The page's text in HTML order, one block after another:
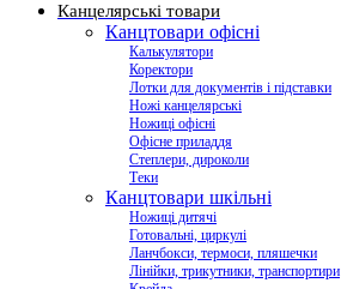
Канцелярські товари
Канцтовари офісні
Калькулятори
Коректори
Лотки для документів і підставки
Ножі канцелярські
Ножиці офісні
Офісне приладдя
Степлери, дироколи
Теки
Канцтовари шкільні
Ножиці дитячі
Готовальні, циркулі
Ланчбокси, термоси, пляшечки
Лінійки, трикутники, транспортири